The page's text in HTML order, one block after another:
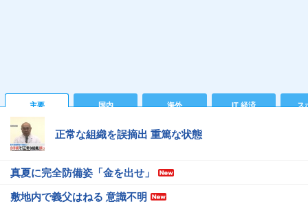
主要 国内 海外 IT 経済 ス
正常な組織を誤摘出 重篤な状態
真夏に完全防備姿「金を出せ」
敷地内で義父はねる 意識不明